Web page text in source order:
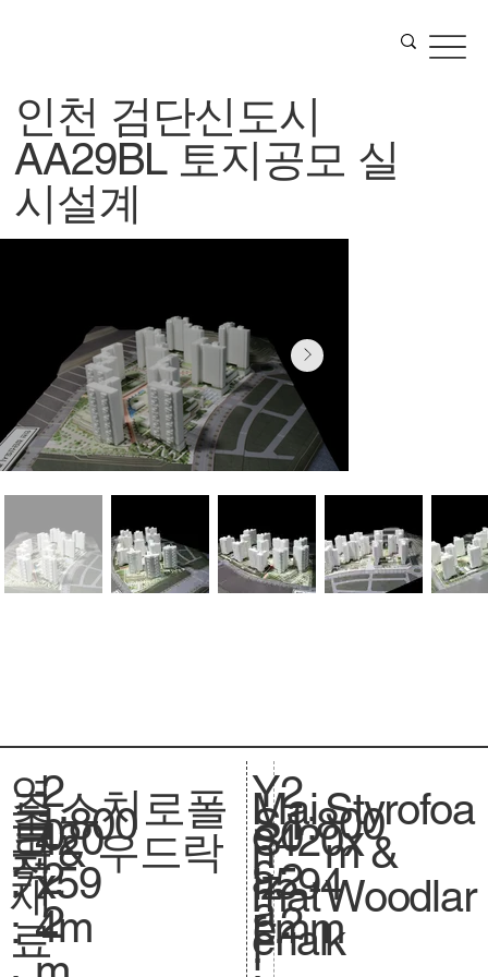
인천 검단신도시
AA29BL 토지공모 실
시설계
연
도
:
2
0
2
2
주
요
재
료
축
척
.
스치로폴
& 우드락
1:800
크
기
.
420
x59
4m
Y
e
a
r
:
Mai
n
mat
erial
S
c
a
l
S
iz
e.
2
0
2
2
1:800
420x
594
mm
Styrofoa
m &
Woodlar
k